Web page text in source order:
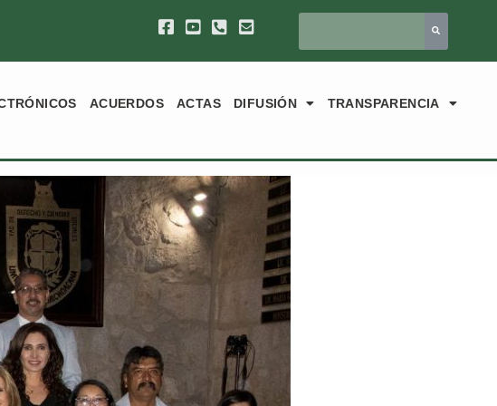
ACUERDOS ACTAS DIFUSIÓN TRANSPARENCIA